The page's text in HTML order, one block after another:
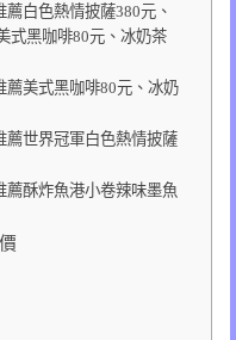
薦白色熱情披薩380元、
式黑咖啡80元、冰奶茶
薦美式黑咖啡80元、冰奶
薦世界冠軍白色熱情披薩
薦酥炸魚港小卷辣味墨魚